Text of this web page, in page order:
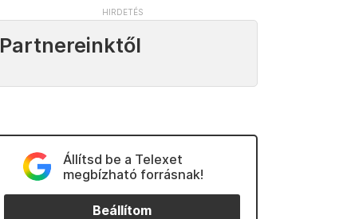
Partnereinktől
Állítsd be a Telexet
megbízható forrásnak!
Beállítom